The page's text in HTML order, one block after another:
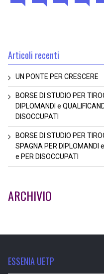
Articoli recenti
UN PONTE PER CRESCERE
BORSE DI STUDIO PER
DIPLOMANDI e
DISOCCUPATI
BORSE DI STUDIO PER
SPAGNA PER DIPLOMANDI
e PER DISOCCUPATI
ARCHIVIO
ESSENIA UETP